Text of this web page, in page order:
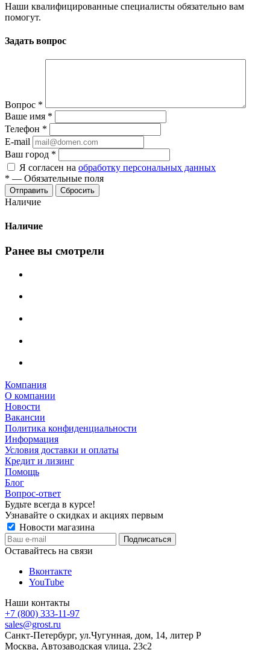
Наши квалифицированные специалисты обязательно вам
помогут.
Задать вопрос
Вопрос *
Ваше имя *
Телефон *
E-mail
Ваш город *
Я согласен на обработку персональных данных
* — Обязательные поля
Сбросить
Наличие
Наличие
Ранее вы смотрели
Компания
О компании
Новости
Вакансии
Политика конфиденциальности
Информация
Условия доставки и оплаты
Кредит и лизинг
Помощь
Блог
Вопрос-ответ
Будьте всегда в курсе!
Узнавайте о скидках и акциях первым
Новости магазина
Оставайтесь на связи
Вконтакте
YouTube
Наши контакты
+7 (800) 333-11-97
sales@grost.ru
Санкт-Петербург, ул.Чугунная, дом, 14, литер Р
Москва, Автозаводская улица, 23с2